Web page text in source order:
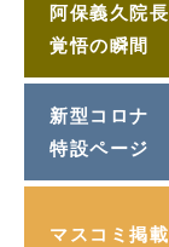
阿保義久院長
覚悟の瞬間
新型コロナ
特設ページ
マスコミ掲載